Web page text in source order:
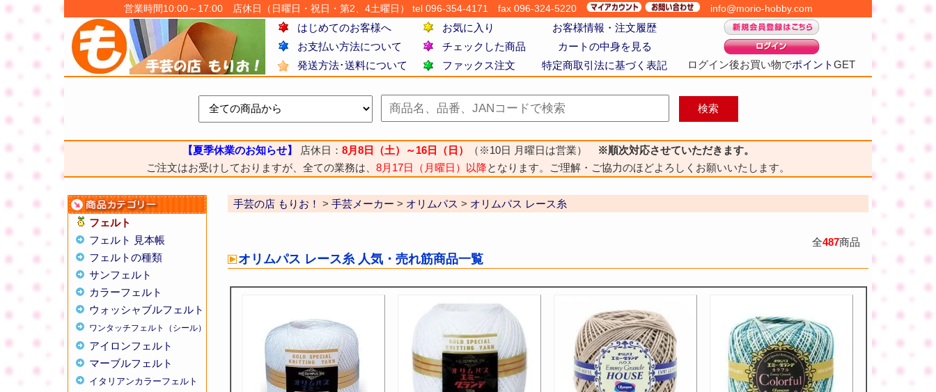
営業時間10:00～17:00 店休日（日曜日・祝日・第2、4土曜日） tel 096-354-4171 fax 096-324-5220 info@morio-hobby.com
はじめてのお客様へ お気に入り お客様情報・注文履歴
ログイン後お買い物でポイントGET
お支払い方法について チェックした商品
カートの中身を見る
発送方法･送料について
ファックス注文 特定商取引法に基づく表記
【夏季休業のお知らせ】 店休日： 8月8日（土）～16日（日） （※10日 月曜日は営業）
※順次対応させていただきます。
ご注文はお受けしておりますが、全ての業務は、 8月17日（月曜日）以降となります。ご理解・ご協力のほどよろしくお願いいたします。
フェルト
フェルト 見本帳
フェルトの種類
サンフェルト
カラーフェルト
ウォッシャブルフェルト
ワンタッチフェルト（シール）
アイロンフェルト
マーブルフェルト
イタリアンカラーフェルト
手芸の店 もりお！ > 手芸メーカー > オリムパス > オリムパス レース糸
全487商品
オリムパス レース糸 人気・売れ筋商品一覧